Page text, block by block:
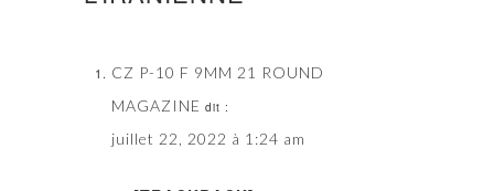
CZ P-10 F 9MM 21 ROUND
MAGAZINE dit :
juillet 22, 2022 à 1:24 am